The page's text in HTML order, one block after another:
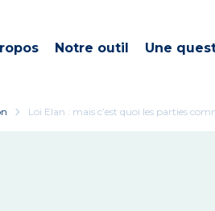
Notre outil Une
chevron_right Loi Elan : mais c’est quoi les parties